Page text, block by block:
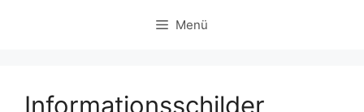
Menü
Informationsschilder